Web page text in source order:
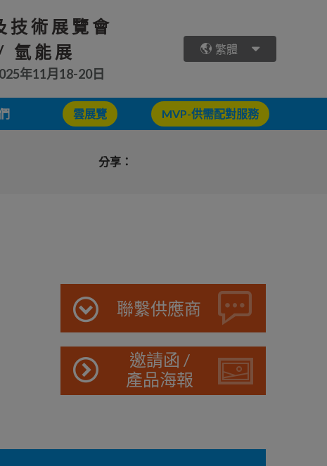
技術展覽會
氫能展
年11月18-20日
繁體
雲展覽 MVP-供需配對服務
分享：
聯繫供應商
邀請函 /
產品海報